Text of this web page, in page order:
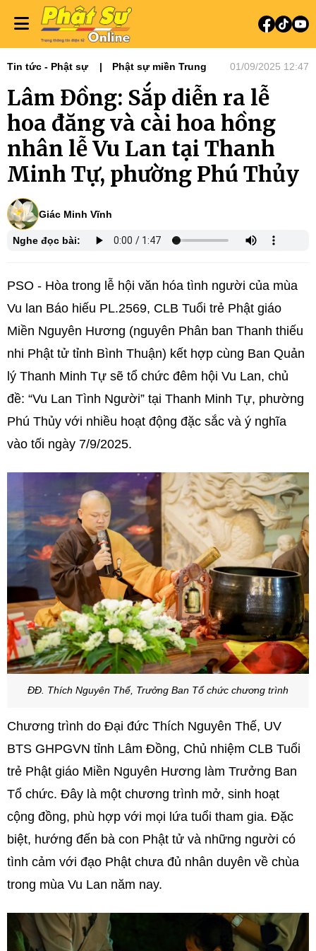
Tin tức - Phật sự Phật sự miền Trung 01/09/2025 12:47
Lâm Đồng: Sắp diễn ra lễ
hoa đăng và cài hoa hồng
nhân lễ Vu Lan tại Thanh
Minh Tự, phường Phú Thủy
Giác Minh Vĩnh
Nghe đọc bài:
PSO - Hòa trong lễ hội văn hóa tình người của mùa
Vu lan Báo hiếu PL.2569, CLB Tuổi trẻ Phật giáo
Miền Nguyên Hương (nguyên Phân ban Thanh thiếu
nhi Phật tử tỉnh Bình Thuận) kết hợp cùng Ban Quản
lý Thanh Minh Tự sẽ tổ chức đêm hội Vu Lan, chủ
đề: “Vu Lan Tình Người” tại Thanh Minh Tự, phường
Phú Thủy với nhiều hoạt động đặc sắc và ý nghĩa
vào tối ngày 7/9/2025.
ĐĐ. Thích Nguyên Thế, Trưởng Ban Tổ chức chương trình
Chương trình do Đại đức Thích Nguyên Thế, UV
BTS GHPGVN tỉnh Lâm Đồng, Chủ nhiệm CLB Tuổi
trẻ Phật giáo Miền Nguyên Hương làm Trưởng Ban
Tổ chức. Đây là một chương trình mở, sinh hoạt
cộng đồng, phù hợp với mọi lứa tuổi tham gia. Đặc
biệt, hướng đến bà con Phật tử và những người có
tình cảm với đạo Phật chưa đủ nhân duyên về chùa
trong mùa Vu Lan năm nay.